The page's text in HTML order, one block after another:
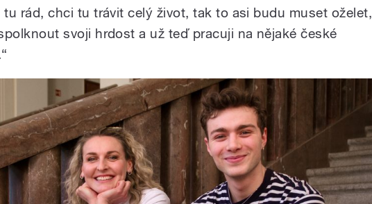
tu rád, chci tu trávit celý život, tak to asi budu muset oželet,
svoji hrdost a už teď pracuji na nějaké české